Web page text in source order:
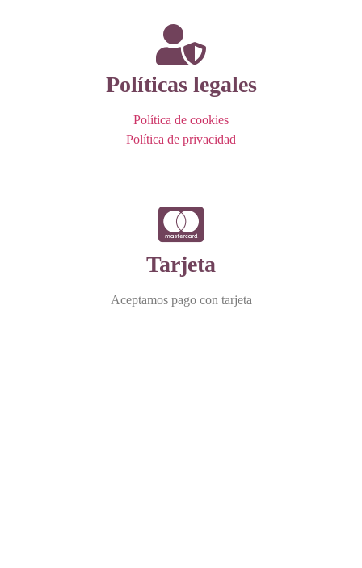
Políticas legales
Política de cookies
Política de privacidad
Tarjeta
Aceptamos pago con tarjeta